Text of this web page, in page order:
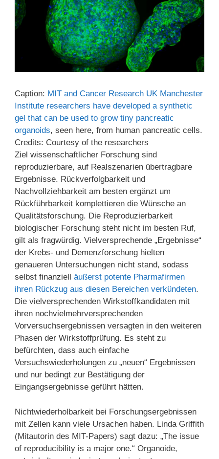
Caption: MIT and Cancer Research UK Manchester
Institute researchers have developed a synthetic
gel that can be used to grow tiny pancreatic
organoids, seen here, from human pancreatic cells.
Credits: Courtesy of the researchers
Ziel wissenschaftlicher Forschung sind
reproduzierbare, auf Realszenarien übertragbare
Ergebnisse. Rückverfolgbarkeit und
Nachvollziehbarkeit am besten ergänzt um
Rückführbarkeit komplettieren die Wünsche an
Qualitätsforschung. Die Reproduzierbarkeit
biologischer Forschung steht nicht im besten Ruf,
gilt als fragwürdig. Vielversprechende „Ergebnisse“
der Krebs- und Demenzforschung hielten
genaueren Untersuchungen nicht stand, sodass
selbst finanziell äußerst potente Pharmafirmen
ihren Rückzug aus diesen Bereichen verkündeten.
Die vielversprechenden Wirkstoffkandidaten mit
ihren nochvielmehrversprechenden
Vorversuchsergebnissen versagten in den weiteren
Phasen der Wirkstoffprüfung. Es steht zu
befürchten, dass auch einfache
Versuchswiederholungen zu „neuen“ Ergebnissen
und nur bedingt zur Bestätigung der
Eingangsergebnisse geführt hätten.
Nichtwiederholbarkeit bei Forschungsergebnissen
mit Zellen kann viele Ursachen haben. Linda Griffith
(Mitautorin des MIT-Papers) sagt dazu: „The issue
of reproducibility is a major one.“ Organoide,